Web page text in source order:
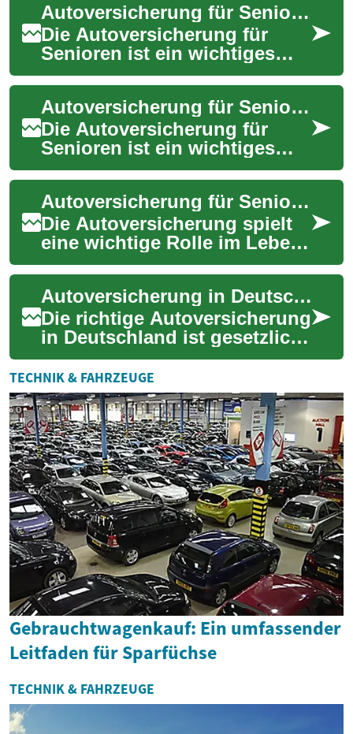
Autoversicherung für Senioren: Ein umfassender Leitfaden für ältere Fahrer
Die Autoversicherung für
Senioren ist ein wichtiges
Thema, das besondere
Aufmerksamkeit verdient. Mit
zunehmendem Alt...
Autoversicherung für Senioren: Sicherheit und Schutz für ältere Fahrer
Die Autoversicherung für
Senioren ist ein wichtiges
Thema, das mit
zunehmendem Alter an
Bedeutung gewinnt. Ältere
Fah...
Autoversicherung für Senioren: Wichtige Informationen für ältere Fahrer
Die Autoversicherung spielt
eine wichtige Rolle im Leben
vieler Senioren, die ihre
Mobilität und Unabhängigkeit
bewah...
Autoversicherung in Deutschland: Der komplette Leitfaden
Die richtige Autoversicherung
in Deutschland ist gesetzlich
vorgeschrieben und schützt
vor hohen Kosten bei
Unfällen ...
TECHNIK & FAHRZEUGE
Gebrauchtwagenkauf: Ein umfassender
Leitfaden für Sparfüchse
TECHNIK & FAHRZEUGE